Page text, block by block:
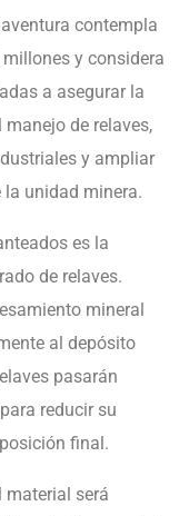
contempla
y considera
a asegurar la
de relaves,
y ampliar
la unidad minera.
es la
de relaves.
mineral
al depósito
pasarán
reducir su
final.
material será